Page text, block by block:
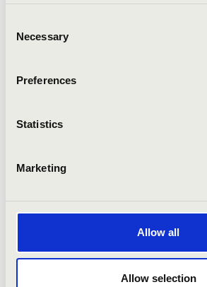
Selection
Necessary
Preferences
Statistics
Marketing
Allow all
Allow selection